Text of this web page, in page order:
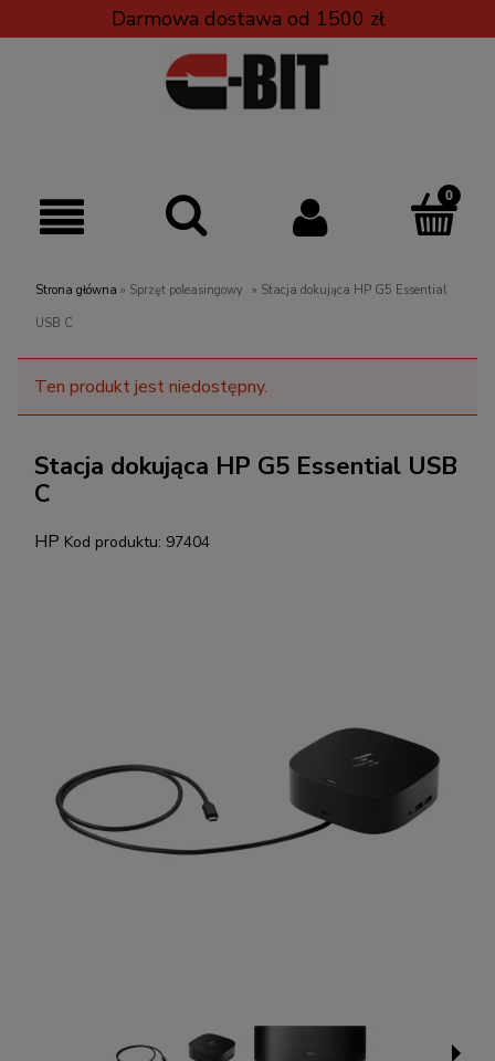
Darmowa dostawa od 1500 zł
Strona główna » Sprzęt poleasingowy » Stacja dokująca HP G5 Essential
USB C
Ten produkt jest niedostępny.
Stacja dokująca HP G5 Essential USB
C
HP Kod produktu: 97404